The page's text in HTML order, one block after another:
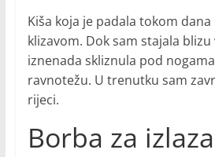
Kiša koja je padala tokom
klizavom. Dok sam stajala
iznenada skliznula pod
ravnotežu. U trenutku sam
rijeci.
Borba za